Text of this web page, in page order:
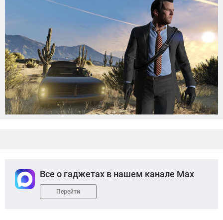
Все о гаджетах в нашем канале Max
Перейти